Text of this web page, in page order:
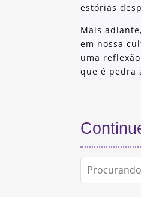
estórias
Mais
em nossa
uma
que é pedra